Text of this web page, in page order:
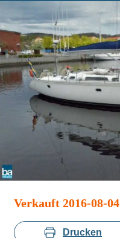
Verkauft 2016-08-04
Drucken